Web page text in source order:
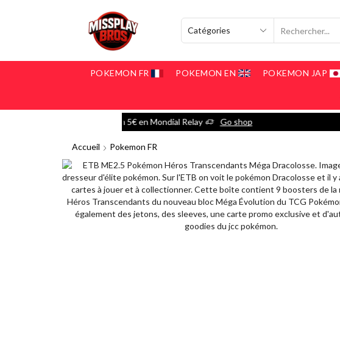
POKEMON FR POKEMON EN POKEMON JAP
Accueil Pokemon FR